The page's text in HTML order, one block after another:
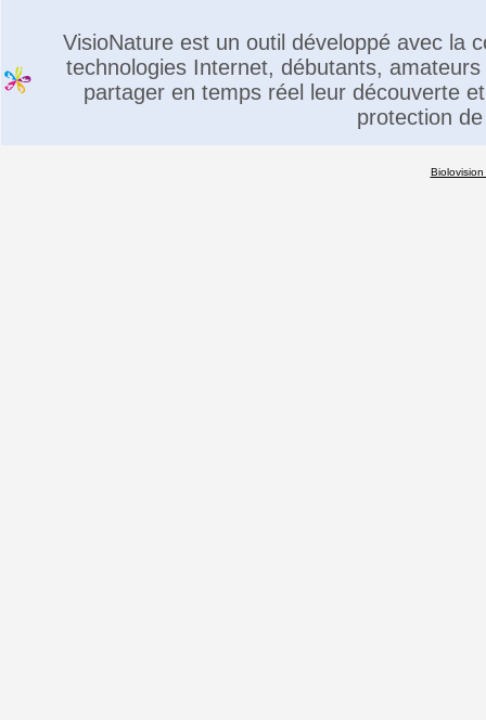
VisioNature est un outil développé avec la
technologies Internet, débutants,
partager en temps réel leur découverte
protection
Biolovision